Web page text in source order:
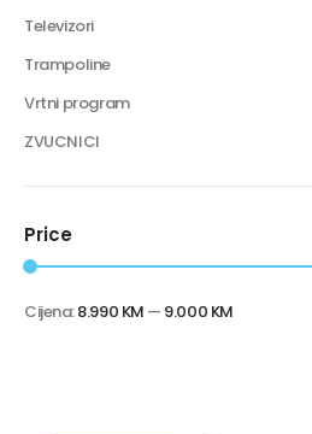
Televizori
Trampoline
Vrtni program
ZVUCNICI
Price
Cijena:8.990 KM — 9.000 KM